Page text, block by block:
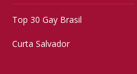
Top 30 Gay Brasil
Curta Salvador